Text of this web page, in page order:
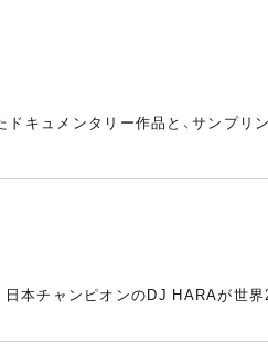
キュメンタリー作品と、サンプリ
本チャンピオンのDJ HARAが世